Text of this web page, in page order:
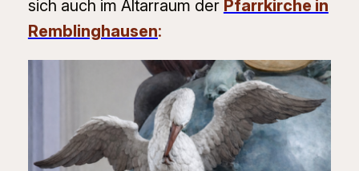
sich auch im Altarraum der Pfarrkirche in
Remblinghausen: